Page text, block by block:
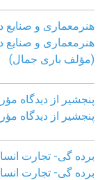
هنرمعماری و صنایع
هنرمعماری و صنایع
(مؤلف باری جمال)
پنجشیر از دیدگاه
پنجشیر از دیدگاه
برده گی- تجارت
برده گی- تجارت